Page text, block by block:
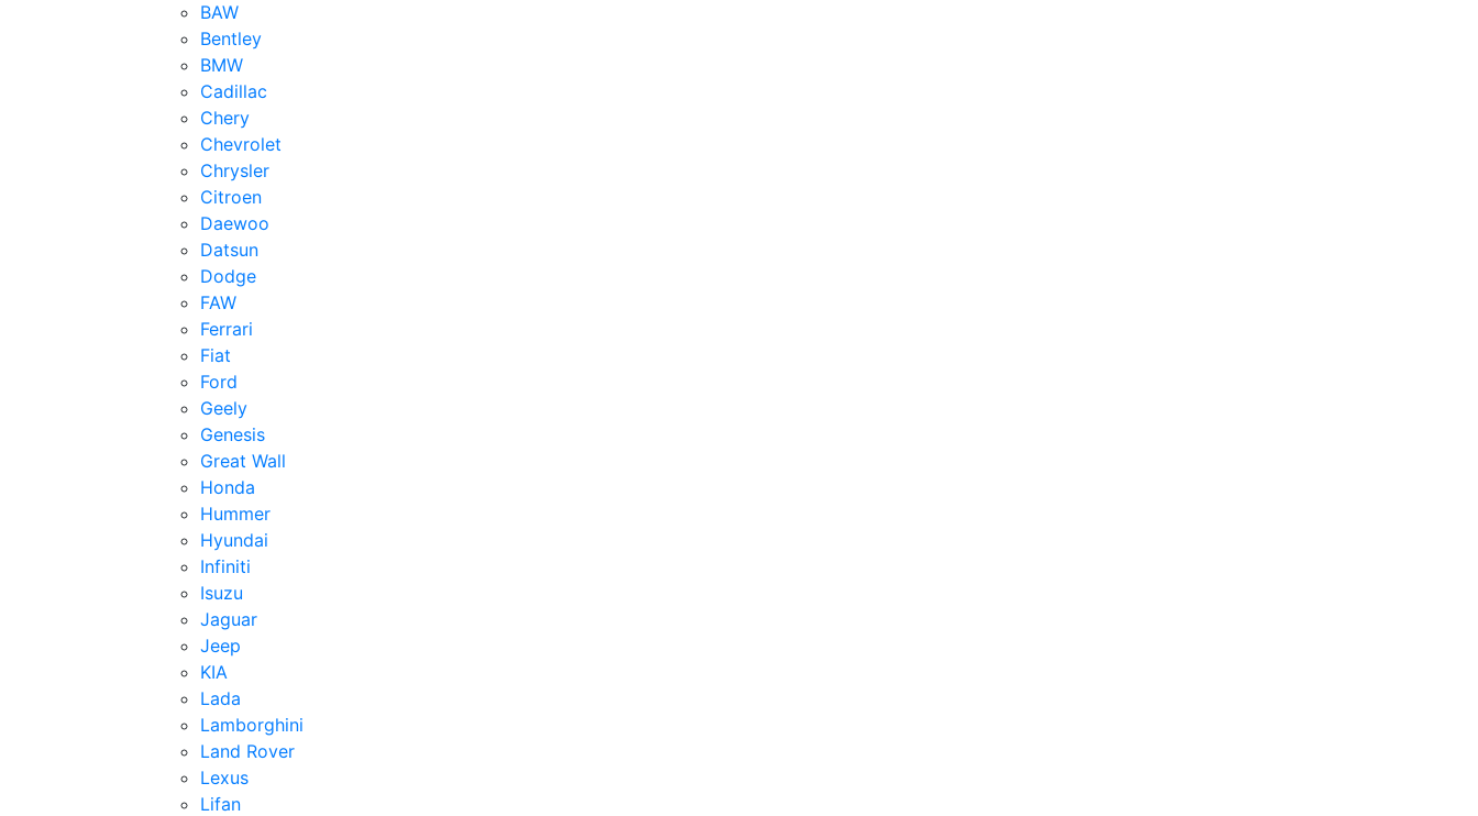
BAW
Bentley
BMW
Cadillac
Chery
Chevrolet
Chrysler
Citroen
Daewoo
Datsun
Dodge
FAW
Ferrari
Fiat
Ford
Geely
Genesis
Great Wall
Honda
Hummer
Hyundai
Infiniti
Isuzu
Jaguar
Jeep
KIA
Lada
Lamborghini
Land Rover
Lexus
Lifan